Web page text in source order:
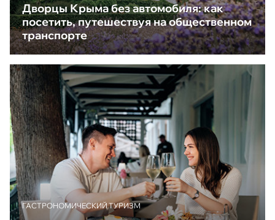
Дворцы Крыма без автомобиля: как
посетить, путешествуя на общественном
транспорте
ГАСТРОНОМИЧЕСКИЙ ТУРИЗМ